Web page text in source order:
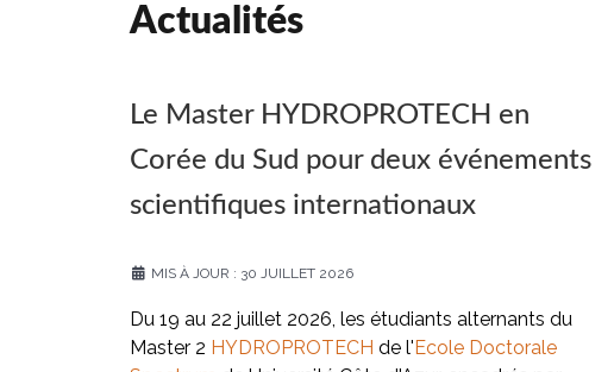
Actualités
Le Master HYDROPROTECH en
Corée du Sud pour deux événements
scientifiques internationaux
MIS À JOUR : 30 JUILLET 2026
Du 19 au 22 juillet 2026, les étudiants alternants du
Master 2 HYDROPROTECH de l'Ecole Doctorale